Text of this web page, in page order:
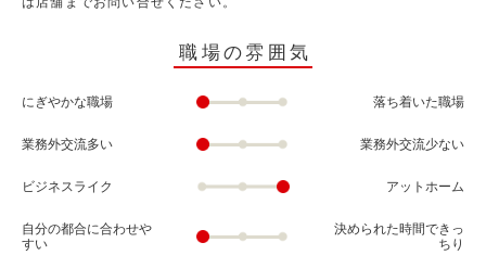
職場の雰囲気
にぎやかな職場 落ち着いた職場
業務外交流多い 業務外交流少ない
ビジネスライク アットホーム
自分の都合に合わせや
すい
決められた時間できっ
ちり